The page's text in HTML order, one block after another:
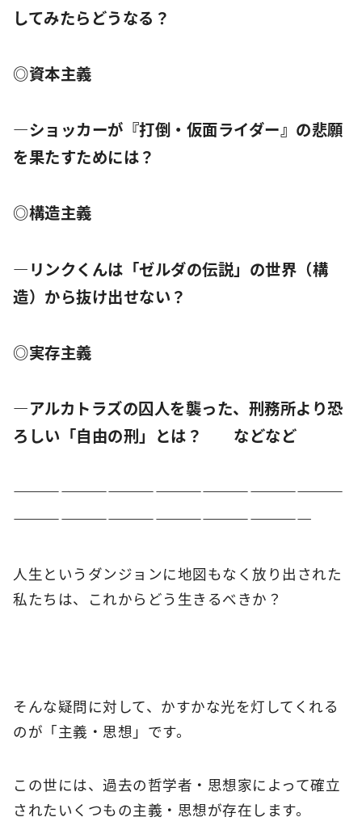
してみたらどうなる？
◎資本主義
―ショッカーが『打倒・仮面ライダー』の悲願
を果たすためには？
◎構造主義
―リンクくんは「ゼルダの伝説」の世界（構
造）から抜け出せない？
◎実存主義
―アルカトラズの囚人を襲った、刑務所より恐
ろしい「自由の刑」とは？ などなど
―――――――――――――――――――――
―――――――――――――――――――
人生というダンジョンに地図もなく放り出された
私たちは、これからどう生きるべきか？
そんな疑問に対して、かすかな光を灯してくれる
のが「主義・思想」です。
この世には、過去の哲学者・思想家によって確立
されたいくつもの主義・思想が存在します。